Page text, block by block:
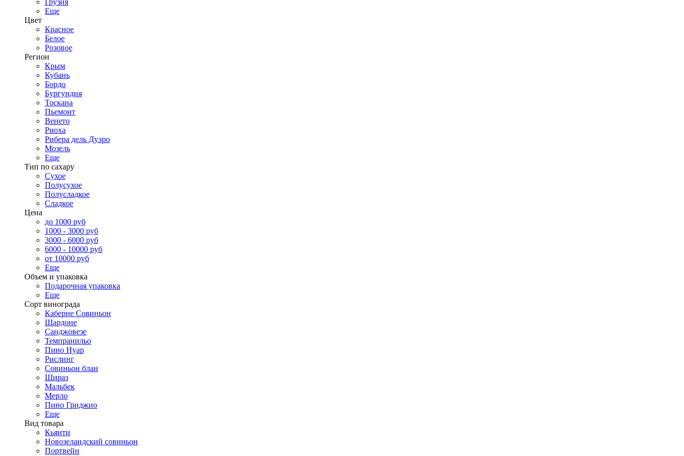
Грузия
Еще
Цвет
Красное
Белое
Розовое
Регион
Крым
Кубань
Бордо
Бургундия
Тоскана
Пьемонт
Венето
Риоха
Рибера дель Дуэро
Мозель
Еще
Тип по сахару
Сухое
Полусухое
Полусладкое
Сладкое
Цена
до 1000 руб
1000 - 3000 руб
3000 - 6000 руб
6000 - 10000 руб
от 10000 руб
Еще
Объем и упаковка
Подарочная упаковка
Еще
Сорт винограда
Каберне Совиньон
Шардоне
Санджовезе
Темпранильо
Пино Нуар
Рислинг
Совиньон блан
Шираз
Мальбек
Мерло
Пино Гриджио
Еще
Вид товара
Кьянти
Новозеландский совиньон
Портвейн